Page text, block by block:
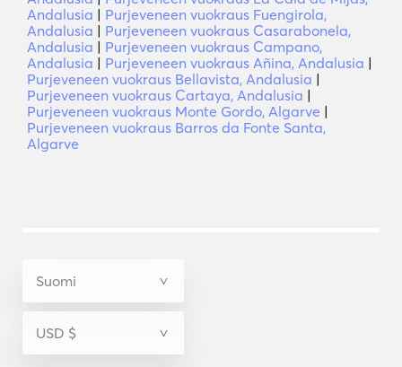
Andalusia | Purjeveneen vuokraus Fuengirola,
Andalusia | Purjeveneen vuokraus Casarabonela,
Andalusia | Purjeveneen vuokraus Campano,
Andalusia | Purjeveneen vuokraus Añina, Andalusia |
Purjeveneen vuokraus Bellavista, Andalusia |
Purjeveneen vuokraus Cartaya, Andalusia |
Purjeveneen vuokraus Monte Gordo, Algarve |
Purjeveneen vuokraus Barros da Fonte Santa,
Algarve